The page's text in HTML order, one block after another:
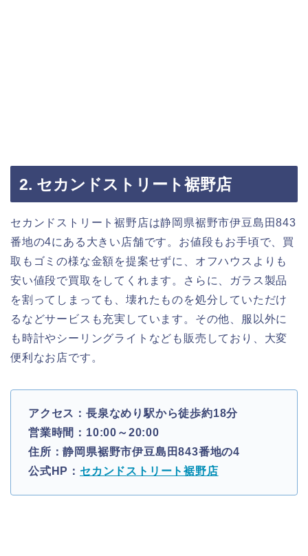
2. セカンドストリート裾野店
セカンドストリート裾野店は静岡県裾野市伊豆島田843
番地の4にある大きい店舗です。お値段もお手頃で、買
取もゴミの様な金額を提案せずに、オフハウスよりも
安い値段で買取をしてくれます。さらに、ガラス製品
を割ってしまっても、壊れたものを処分していただけ
るなどサービスも充実しています。その他、服以外に
も時計やシーリングライトなども販売しており、大変
便利なお店です。
アクセス：長泉なめり駅から徒歩約18分
営業時間：10:00～20:00
住所：静岡県裾野市伊豆島田843番地の4
公式HP： セカンドストリート裾野店